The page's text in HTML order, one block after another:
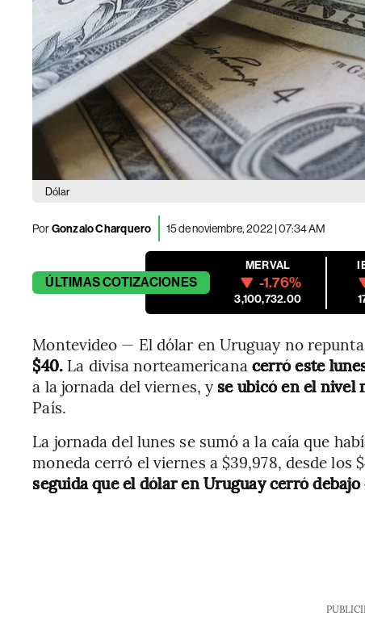
Dólar
PorGonzalo Charquero 15 de noviembre, 2022 | 07:34 AM
ÚLTIMASCOTIZACIONES
MERVAL
-1.76%
3,100,732.00
Montevideo — El dólar en Uruguay no
$40. La divisa norteamericanacerró este
a la jornada del viernes, y se ubicó en el nivel
País.
La jornada del lunes se sumó a la caía que
moneda cerró el viernes a $39,978, desde los
seguida que el dólar en Uruguay cerró debajo